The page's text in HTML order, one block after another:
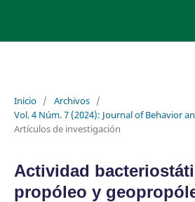
Inicio / Archivos /
Vol. 4 Núm. 7 (2024): Journal of Behavior
Artículos de investigación
Actividad
propóleo y